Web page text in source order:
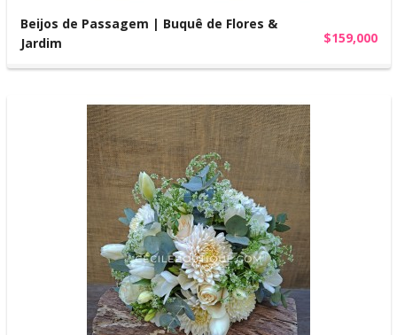
Beijos de Passagem | Buquê de Flores &
Jardim
$159,000